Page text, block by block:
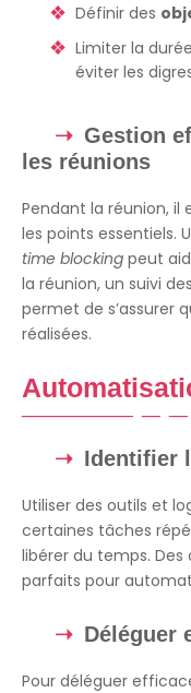
Définir des
Limiter la
éviter les
Gestion
les réunions
Pendant la réunion,
les points essentiels.
time blocking peut
la réunion, un suivi
permet de s’assurer
réalisées.
Identifier
Utiliser des outils et
certaines tâches
libérer du temps.
parfaits pour
Déléguer
Pour déléguer